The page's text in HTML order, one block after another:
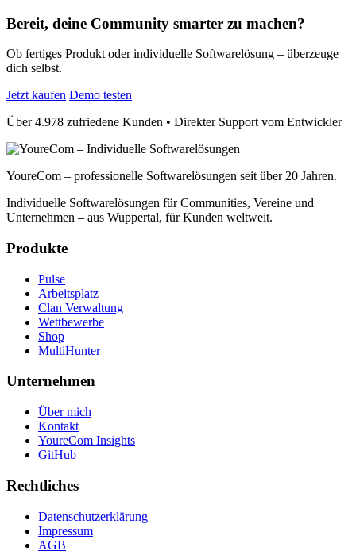
Bereit, deine Community smarter zu machen?
Ob fertiges Produkt oder individuelle Softwarelösung – überzeuge
dich selbst.
Jetzt kaufen Demo testen
Über 4.978 zufriedene Kunden • Direkter Support vom Entwickler
YoureCom – professionelle Softwarelösungen seit über 20 Jahren.
Individuelle Softwarelösungen für Communities, Vereine und
Unternehmen – aus Wuppertal, für Kunden weltweit.
Produkte
Pulse
Arbeitsplatz
Clan Verwaltung
Wettbewerbe
Shop
MultiHunter
Unternehmen
Über mich
Kontakt
YoureCom Insights
GitHub
Rechtliches
Datenschutzerklärung
Impressum
AGB